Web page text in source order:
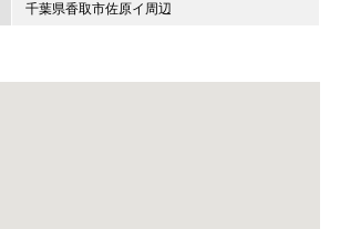
千葉県香取市佐原イ周辺